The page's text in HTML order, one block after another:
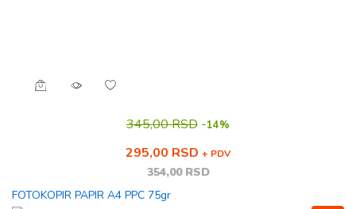
345,00 RSD -14%
295,00 RSD + PDV
354,00 RSD
FOTOKOPIR PAPIR A4 PPC 75gr